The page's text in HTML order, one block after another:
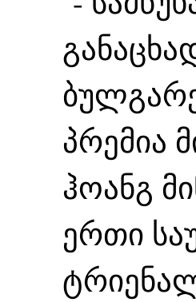
პრემია
ჰოანგ
ერთი